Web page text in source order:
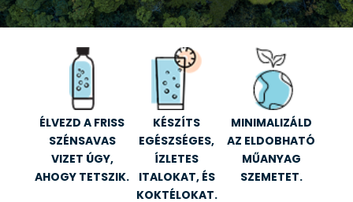
ÉLVEZD A FRISS
SZÉNSAVAS
VIZET ÚGY,
AHOGY TETSZIK.
KÉSZÍTS
EGÉSZSÉGES,
ÍZLETES
ITALOKAT, ÉS
KOKTÉLOKAT.
MINIMALIZÁLD
AZ ELDOBHATÓ
MŰANYAG
SZEMETET.